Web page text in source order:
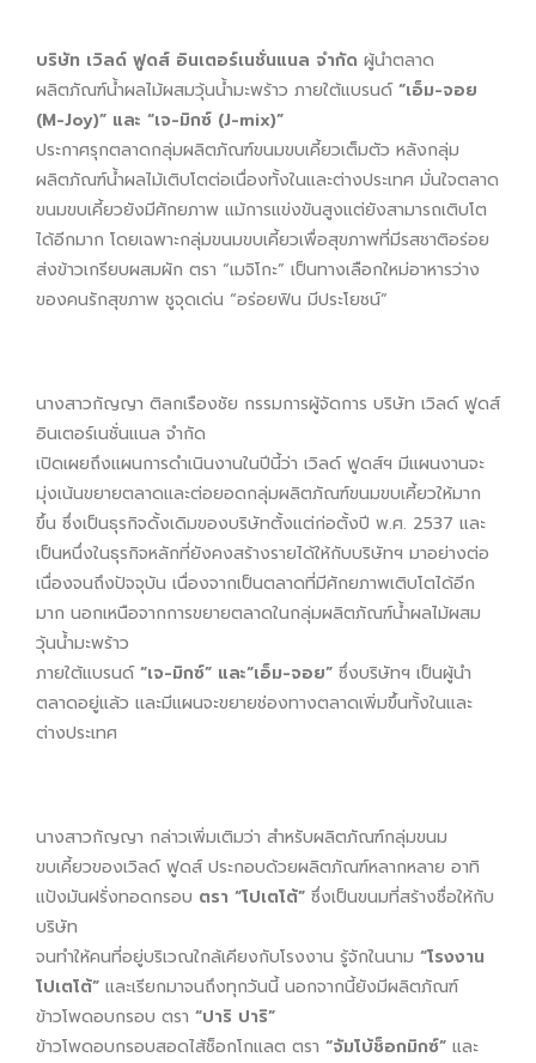
บริษัท เวิลด์ ฟูดส์ อินเตอร์เนชั่นแนล จำกัด ผู้นำตลาด
ผลิตภัณฑ์น้ำผลไม้ผสมวุ้นน้ำมะพร้าว ภายใต้แบรนด์“เอ็ม-จอย
(M-Joy)” และ “เจ-มิกซ์ (J-mix)”
ประกาศรุกตลาดกลุ่มผลิตภัณฑ์ขนมขบเคี้ยวเต็มตัว หลังกลุ่ม
ผลิตภัณฑ์น้ำผลไม้เติบโตต่อเนื่องทั้งในและต่างประเทศ มั่นใจตลาด
ขนมขบเคี้ยวยังมีศักยภาพ แม้การแข่งขันสูงแต่ยังสามารถเติบโต
ได้อีกมาก โดยเฉพาะกลุ่มขนมขบเคี้ยวเพื่อสุขภาพที่มีรสชาติอร่อย
ส่งข้าวเกรียบผสมผัก ตรา “เมจิโกะ” เป็นทางเลือกใหม่อาหารว่าง
ของคนรักสุขภาพ ชูจุดเด่น “อร่อยฟิน มีประโยชน์”
นางสาวกัญญา ติลกเรืองชัย กรรมการผู้จัดการ บริษัท เวิลด์ ฟูดส์
อินเตอร์เนชั่นแนล จำกัด
เปิดเผยถึงแผนการดำเนินงานในปีนี้ว่า เวิลด์ ฟูดส์ฯ มีแผนงานจะ
มุ่งเน้นขยายตลาดและต่อยอดกลุ่มผลิตภัณฑ์ขนมขบเคี้ยวให้มาก
ขึ้น ซึ่งเป็นธุรกิจดั้งเดิมของบริษัทตั้งแต่ก่อตั้งปี พ.ศ. 2537 และ
เป็นหนึ่งในธุรกิจหลักที่ยังคงสร้างรายได้ให้กับบริษัทฯ มาอย่างต่อ
เนื่องจนถึงปัจจุบัน เนื่องจากเป็นตลาดที่มีศักยภาพเติบโตได้อีก
มาก นอกเหนือจากการขยายตลาดในกลุ่มผลิตภัณฑ์น้ำผลไม้ผสม
วุ้นน้ำมะพร้าว
ภายใต้แบรนด์“เจ-มิกซ์” และ“เอ็ม-จอย” ซึ่งบริษัทฯ เป็นผู้นำ
ตลาดอยู่แล้ว และมีแผนจะขยายช่องทางตลาดเพิ่มขึ้นทั้งในและ
ต่างประเทศ
นางสาวกัญญา กล่าวเพิ่มเติมว่า สำหรับผลิตภัณฑ์กลุ่มขนม
ขบเคี้ยวของเวิลด์ ฟูดส์ ประกอบด้วยผลิตภัณฑ์หลากหลาย อาทิ
แป้งมันฝรั่งทอดกรอบ ตรา “โปเตโต้” ซึ่งเป็นขนมที่สร้างชื่อให้กับ
บริษัท
จนทำให้คนที่อยู่บริเวณใกล้เคียงกับโรงงาน รู้จักในนาม “โรงงาน
โปเตโต้” และเรียกมาจนถึงทุกวันนี้ นอกจากนี้ยังมีผลิตภัณฑ์
ข้าวโพดอบกรอบ ตรา “ปาริ ปาริ”
ข้าวโพดอบกรอบสอดไส้ช็อกโกแลต ตรา “จัมโบ้ช็อกมิกซ์” และ